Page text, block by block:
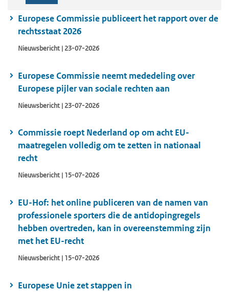
Europese Commissie publiceert het rapport over de
rechtsstaat 2026
Nieuwsbericht | 23-07-2026
Europese Commissie neemt mededeling over
Europese pijler van sociale rechten aan
Nieuwsbericht | 23-07-2026
Commissie roept Nederland op om acht EU-
maatregelen volledig om te zetten in nationaal
recht
Nieuwsbericht | 15-07-2026
EU-Hof: het online publiceren van de namen van
professionele sporters die de antidopingregels
hebben overtreden, kan in overeenstemming zijn
met het EU-recht
Nieuwsbericht | 15-07-2026
Europese Unie zet stappen in